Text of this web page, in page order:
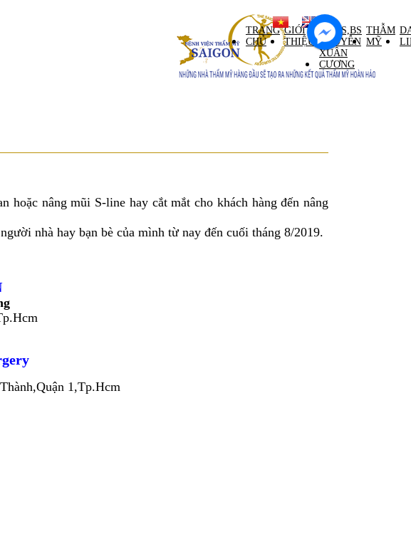
TRANG
CHỦ
GIỚI
THIỆU
GS,TS,BS
NGUYỄN
XUÂN
CƯƠNG
THẪM
MỸ
hoặc nâng mũi S-line hay cắt mắt cho khách hàng đến nâng
nhà hay bạn bè của mình từ nay đến cuối tháng 8/2019.
1,Tp.Hcm